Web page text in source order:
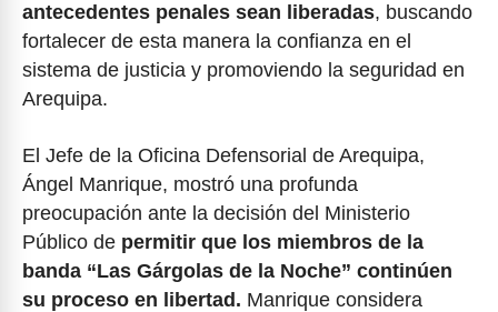
antecedentes penales sean liberadas, buscando
fortalecer de esta manera la confianza en el
sistema de justicia y promoviendo la seguridad en
Arequipa.
El Jefe de la Oficina Defensorial de Arequipa,
Ángel Manrique, mostró una profunda
preocupación ante la decisión del Ministerio
Público de permitir que los miembros de la
banda “Las Gárgolas de la Noche” continúen
su proceso en libertad. Manrique considera